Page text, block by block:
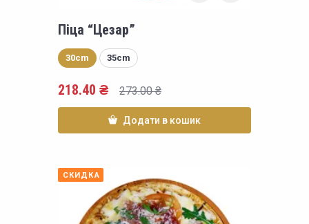
Піца “Цезар”
30cm 35cm
273.00₴
218.40 ₴
Додати в кошик
СКИДКА